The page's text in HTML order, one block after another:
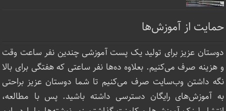
حمایت از آموزش‌ها
دوستان عزیز برای تولید یک پست آموزشی چندین نفر ساعت‌ وقت
و هزینه صرف می‌کنیم. بعلاوه ده‌ها نفر ساعتی که هفتگی برای بالا
نگه داشتن وب‌سایت صرف ‌می‌کنیم تا شما دوستان عزیز براحتی
به آموزش‌های رایگان دسترسی داشته باشید. پس با مطالعه،